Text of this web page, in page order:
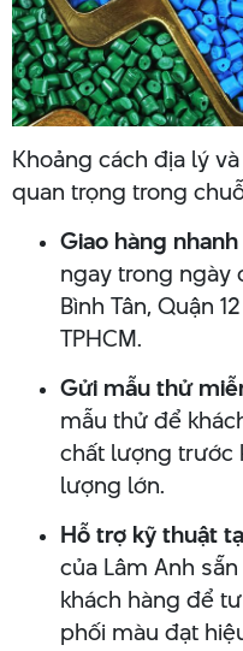
Khoảng cách địa lý
quan trọng trong
Giao hàng
ngay trong ngày
Bình Tân, Quận
TPHCM.
Gửi mẫu thử
mẫu thử để
chất lượng trước
lượng lớn.
Hỗ trợ kỹ thuật
của Lâm Anh
khách hàng để
phối màu đạt